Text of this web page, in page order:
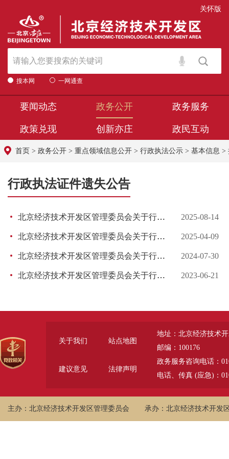
关怀版
搜本网 一网通查
要闻动态 政务公开 政务服务
政策兑现 创新亦庄 政民互动
首页 > 政务公开 > 重点领域信息公开 > 行政执法公示 > 基本信息 >
行政执法证件遗失公告
北京经济技术开发区管理委员会关于行政执法证件遗失的公告 2025-08-14
北京经济技术开发区管理委员会关于行政执法证件遗失的公告 2025-04-09
北京经济技术开发区管理委员会关于行政执法证件遗失的公告 2024-07-30
北京经济技术开发区管理委员会关于行政执法证件遗失的公告 2023-06-21
关于我们 站点地图
建议意见 法律声明
地址：北京经济技术
邮编：100176
政务服务咨询电话：
电话、传真 (应急)：
主办：北京经济技术开发区管理委员会 承办：北京经济技术开发